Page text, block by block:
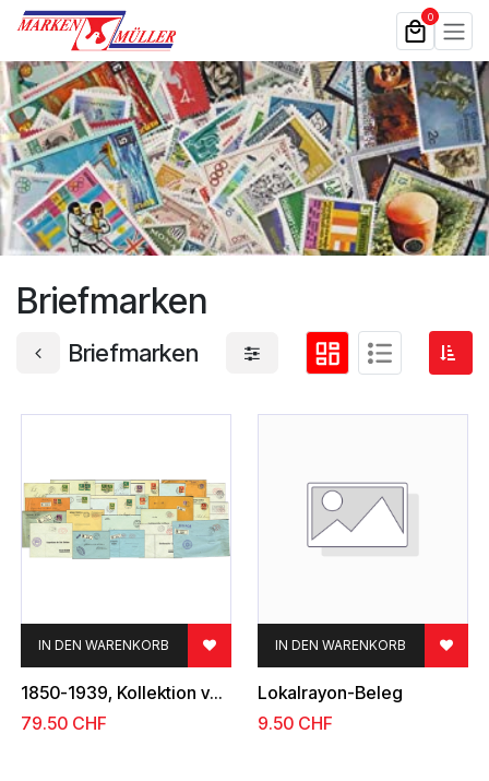
Zum Inhalt springen 0
Briefmarken
Briefmarken
1850-1939, Kollektion von mindestens 30 Klassiker-Belegen
IN DEN WARENKORB
79.50 CHF
Lokalrayon-Beleg
IN DEN WARENKORB
9.50CHF